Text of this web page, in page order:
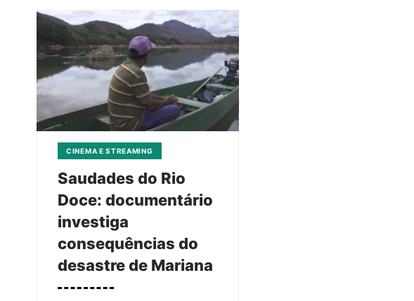
CINEMA E STREAMING
Saudades do Rio
Doce: documentário
investiga
consequências do
desastre de Mariana